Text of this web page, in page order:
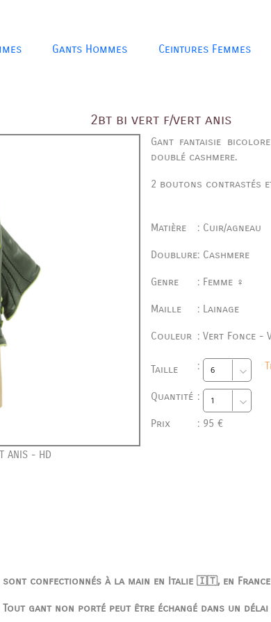
Gants Hommes Ceintures Femmes
2bt bi vert f/vert anis
ANIS - HD
Gant fantaisie
doublé cashmere.
2 boutons contrastés
Matière : Cuir/agneau
Doublure: Cashmere
Genre : Femme ♀
Maille : Lainage
Couleur : Vert Fonce -
Taille :
Quantité :
Prix : 95 €
sont confectionnés à la main en Italie 🇮🇹, en
Tout gant non porté peut être échangé dans un